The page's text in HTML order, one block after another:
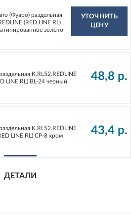
(Фуаро) раздельная
(RED LINE RL)
золото
УТОЧНИТЬ
ЦЕНУ
K.RL52.REDLINE
LINE RL) BL-24 черный
48,8 р.
K.RL52.REDLINE
LINE RL) CP-8 хром
43,4 р.
ДЕТАЛИ